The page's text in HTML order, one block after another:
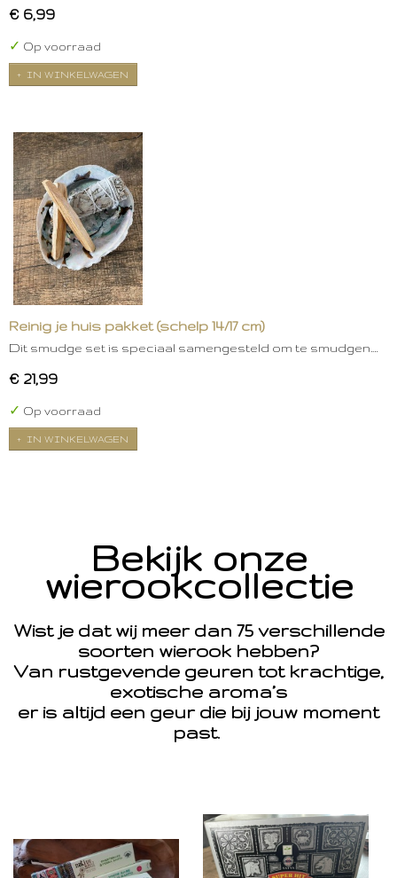
€ 6,99
✓ Op voorraad
IN WINKELWAGEN
Reinig je huis pakket (schelp 14/17 cm)
Dit smudge set is speciaal samengesteld om te smudgen.…
€ 21,99
✓ Op voorraad
IN WINKELWAGEN
Bekijk onze
wierookcollectie
Wist je dat wij meer dan 75 verschillende
soorten wierook hebben?
Van rustgevende geuren tot krachtige,
exotische aroma’s
er is altijd een geur die bij jouw moment
past.